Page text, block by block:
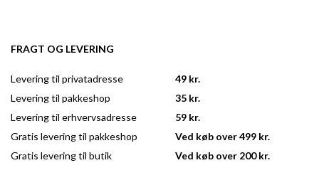
FRAGT OG LEVERING
Levering til privatadresse
Levering til pakkeshop
Levering til erhvervsadresse
Gratis levering til pakkeshop
Gratis levering til butik
49 kr.
35 kr.
59 kr.
Ved køb over 499 kr.
Ved køb over 200 kr.